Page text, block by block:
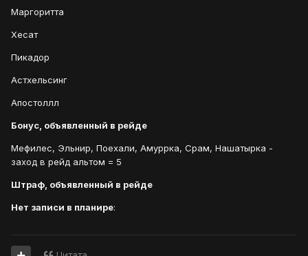
Маргоритта
Хесат
Пикадор
Астхельсинг
Апостоллл
Бонус, объявленный в рейде
Мефилес, Эльнир, Поехали, Амуррка, Срам, Нашатырка -
заход в рейд альтом = 5
Штраф, объявленный в рейде
Нет записи в планире: